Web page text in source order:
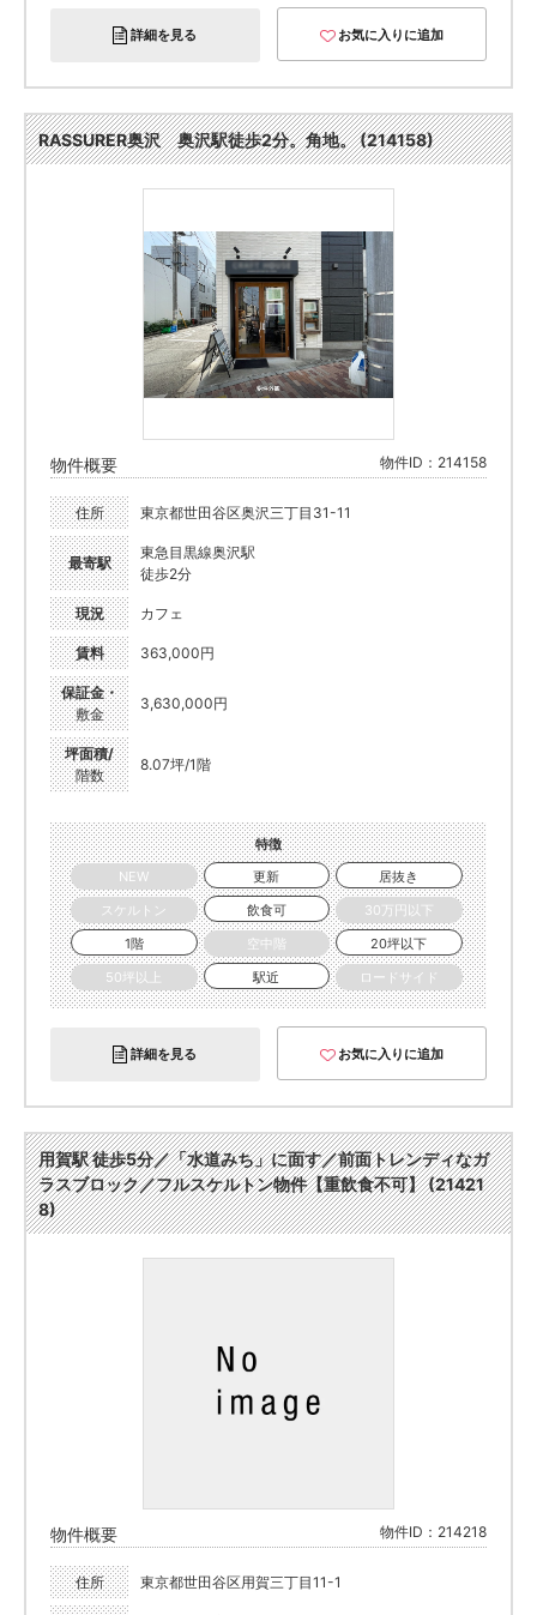
詳細を見る お気に入りに追加
RASSURER奥沢 奥沢駅徒歩2分。角地。 (214158)
物件概要 物件ID：214158
住所 東京都世田谷区奥沢三丁目31-11
最寄駅
東急目黒線奥沢駅
徒歩2分
現況 カフェ
賃料 363,000円
保証金・
敷金
3,630,000円
坪面積/
階数
8.07坪/1階
特徴
NEW
更新
居抜き
スケルトン
飲食可
30万円以下
1階
空中階
20坪以下
50坪以上
駅近 ロードサイド
詳細を見る お気に入りに追加
用賀駅 徒歩5分／「水道みち」に面す／前面トレンディなガ
ラスブロック／フルスケルトン物件【重飲食不可】 (21421
8)
物件概要 物件ID：214218
住所 東京都世田谷区用賀三丁目11-1